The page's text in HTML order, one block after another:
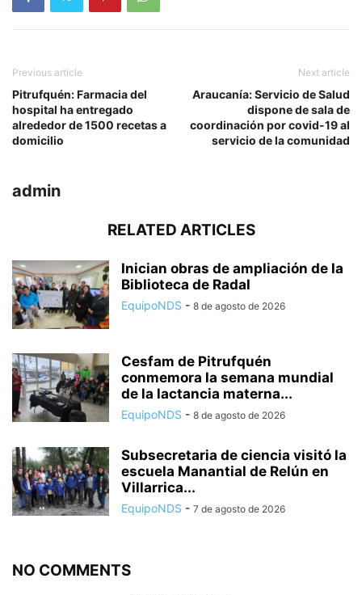
Previous article
Pitrufquén: Farmacia del
hospital ha entregado
alrededor de 1500 recetas a
domicilio
Next article
Araucanía: Servicio de Salud
dispone de sala de
coordinación por covid-19 al
servicio de la comunidad
admin
RELATED ARTICLES
Inician obras de ampliación de la
Biblioteca de Radal
EquipoNDS - 8 de agosto de 2026
Cesfam de Pitrufquén
conmemora la semana mundial
de la lactancia materna...
EquipoNDS - 8 de agosto de 2026
Subsecretaria de ciencia visitó la
escuela Manantial de Relún en
Villarrica...
EquipoNDS - 7 de agosto de 2026
NO COMMENTS